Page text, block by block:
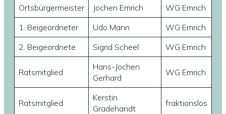
Ortsbürgermeister Jochen Emrich
WG Emrich
1. Beigeordneter
Udo Mann
WG Emrich
2. Beigeordnete
Sigrid Scheel WG Emrich
Ratsmitglied
Hans-Jochen
Gerhard
WG Emrich
Ratsmitglied
Kerstin
Gradehandt
fraktionslos